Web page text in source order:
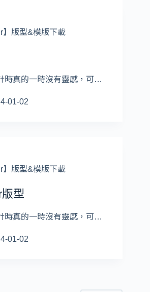
】版型&模版下載
時真的一時沒有靈感，可…
01-02
】版型&模版下載
型
時真的一時沒有靈感，可…
01-02